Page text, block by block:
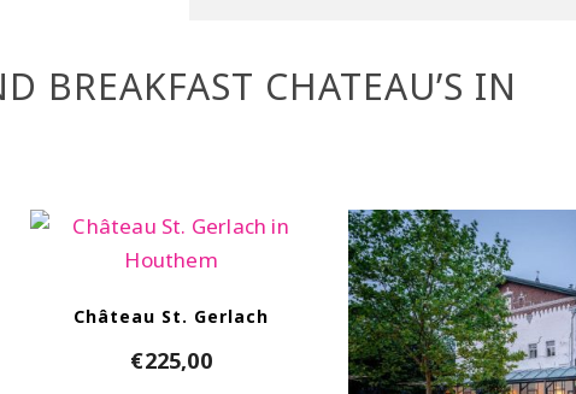
BREAKFAST CHATEAU’S IN
Château St. Gerlach
€225,00